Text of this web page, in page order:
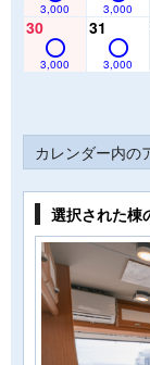
3,000 3,000
30
3,000
31
3,000
カレンダー内の
選択された棟